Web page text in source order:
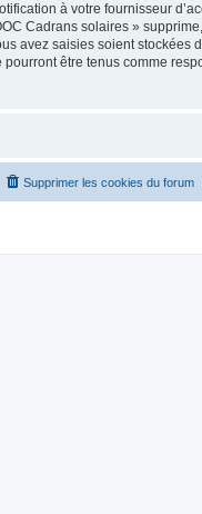
à votre fournisseur
Cadrans solaires »
avez saisies soient stockées
être tenus comme
Supprimer les cookies du forum